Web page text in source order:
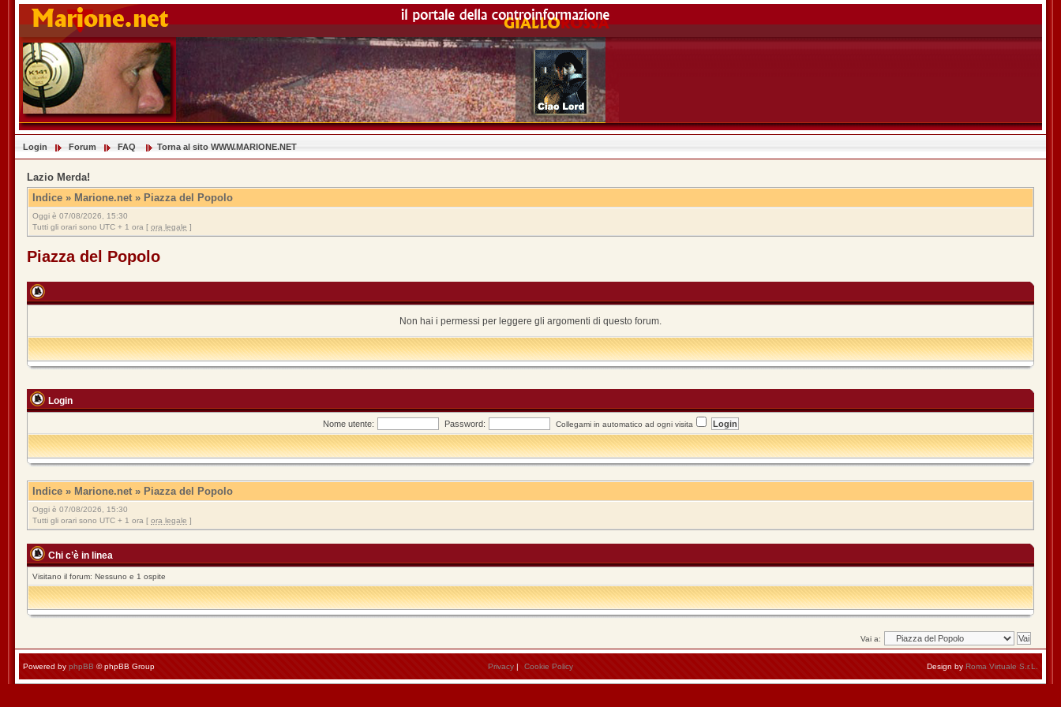
Login Forum FAQ Torna al sito WWW.MARIONE.NET
Lazio Merda!
Indice » Marione.net » Piazza del Popolo
Oggi è 07/08/2026, 15:30
Tutti gli orari sono UTC + 1 ora [ ora legale ]
Piazza del Popolo
Non hai i permessi per leggere gli argomenti di questo forum.
Login
Nome utente: Password: Collegami in automatico ad ogni visita
Indice » Marione.net » Piazza del Popolo
Oggi è 07/08/2026, 15:30
Tutti gli orari sono UTC + 1 ora [ ora legale ]
Chi c’è in linea
Visitano il forum: Nessuno e 1 ospite
Vai a:
Powered by phpBB © phpBB Group Privacy | Cookie Policy Design by Roma Virtuale S.r.L.